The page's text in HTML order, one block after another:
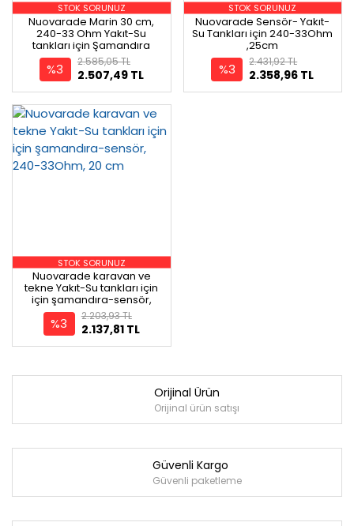
STOK SORUNUZ
Nuovarade Marin 30 cm,
240-33 Ohm Yakıt-Su
tankları için Şamandıra
%3 2.507,49 TL
2.585,05 TL
STOK SORUNUZ
Nuovarade Sensör- Yakıt-
Su Tankları için 240-33Ohm
,25cm
%3 2.358,96 TL
2.431,92 TL
STOK SORUNUZ
Nuovarade karavan ve
tekne Yakıt-Su tankları için
için şamandıra-sensör,
240-33Ohm, 20 cm
%3 2.137,81 TL
2.203,93 TL
Orijinal Ürün
Orijinal ürün satışı
Güvenli Kargo
Güvenli paketleme